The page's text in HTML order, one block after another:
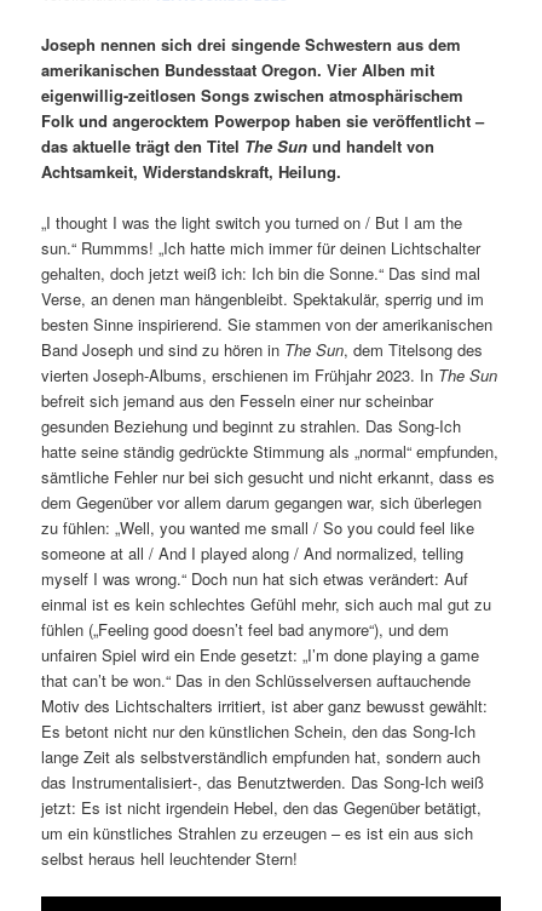
Joseph nennen sich drei singende Schwestern aus dem
amerikanischen Bundesstaat Oregon. Vier Alben mit
eigenwillig-zeitlosen Songs zwischen atmosphärischem
Folk und angerocktem Powerpop haben sie veröffentlicht –
das aktuelle trägt den Titel The Sun und handelt von
Achtsamkeit, Widerstandskraft, Heilung.
„I thought I was the light switch you turned on / But I am the
sun.“ Rummms! „Ich hatte mich immer für deinen Lichtschalter
gehalten, doch jetzt weiß ich: Ich bin die Sonne.“ Das sind mal
Verse, an denen man hängenbleibt. Spektakulär, sperrig und im
besten Sinne inspirierend. Sie stammen von der amerikanischen
Band Joseph und sind zu hören in The Sun, dem Titelsong des
vierten Joseph-Albums, erschienen im Frühjahr 2023. In The Sun
befreit sich jemand aus den Fesseln einer nur scheinbar
gesunden Beziehung und beginnt zu strahlen. Das Song-Ich
hatte seine ständig gedrückte Stimmung als „normal“ empfunden,
sämtliche Fehler nur bei sich gesucht und nicht erkannt, dass es
dem Gegenüber vor allem darum gegangen war, sich überlegen
zu fühlen: „Well, you wanted me small / So you could feel like
someone at all / And I played along / And normalized, telling
myself I was wrong.“ Doch nun hat sich etwas verändert: Auf
einmal ist es kein schlechtes Gefühl mehr, sich auch mal gut zu
fühlen („Feeling good doesn’t feel bad anymore“), und dem
unfairen Spiel wird ein Ende gesetzt: „I’m done playing a game
that can’t be won.“ Das in den Schlüsselversen auftauchende
Motiv des Lichtschalters irritiert, ist aber ganz bewusst gewählt:
Es betont nicht nur den künstlichen Schein, den das Song-Ich
lange Zeit als selbstverständlich empfunden hat, sondern auch
das Instrumentalisiert-, das Benutztwerden. Das Song-Ich weiß
jetzt: Es ist nicht irgendein Hebel, den das Gegenüber betätigt,
um ein künstliches Strahlen zu erzeugen – es ist ein aus sich
selbst heraus hell leuchtender Stern!